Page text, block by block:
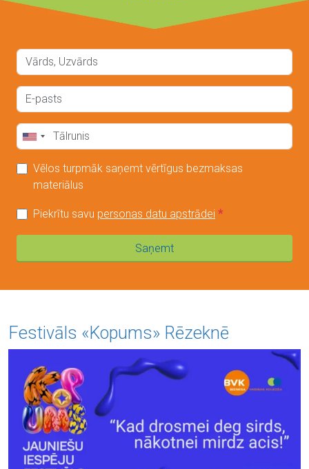
Vēlos turpmāk saņemt vērtīgus bezmaksas
materiālus
Piekrītu savu personas datu apstrādei *
Saņemt
Festivāls «Kopums» Rēzeknē